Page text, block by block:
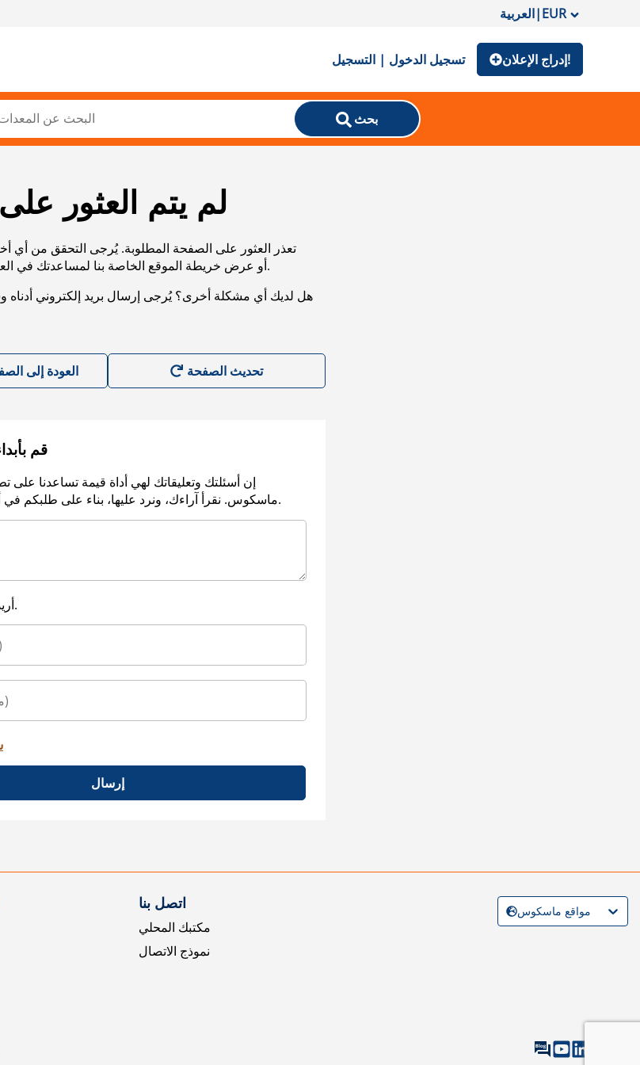
العربية|EUR
تسجيل الدخول | التسجيل إدراج الإعلان!
بحث
لم يتم العثور
تعذر العثور على الصفحة المطلوبة. يُرجى التحقق من أي
URL، أو عرض خريطة الموقع الخاصة بنا لمساعدتك في العثور على ما تريد.
هل لديك أي مشكلة أخرى؟ يُرجى إرسال بريد إلكتروني أدناه
العودة إلى
قم
إن أسئلتك وتعليقاتك لهي أداة قيمة تساعدنا
ماسكوس. نقرأ آراءك، ونرد عليها، بناء على طلبكم في أسرع وقت ممكن.
أريد ردًا على رأيي.
إرسال
اتصل بنا
مكتبك المحلي
نموذج الاتصال
مواقع ماسكوس